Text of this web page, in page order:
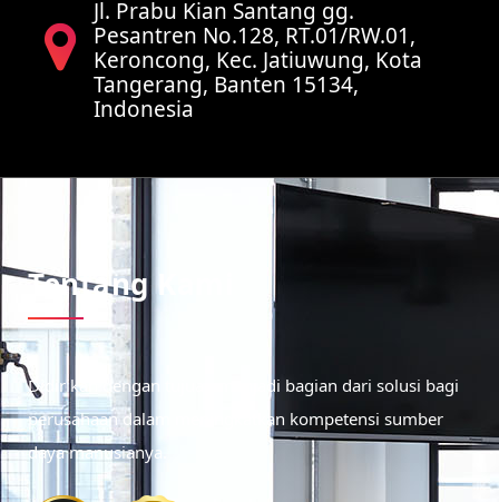
Jl. Prabu Kian Santang gg.
Pesantren No.128, RT.01/RW.01,
Keroncong, Kec. Jatiuwung, Kota
Tangerang, Banten 15134,
Indonesia
Tentang Kami
Didirikan dengan tujuan menjadi bagian dari solusi bagi
perusahaan dalam meningkatkan kompetensi sumber
daya manusianya.